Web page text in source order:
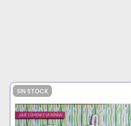
SIN STOCK